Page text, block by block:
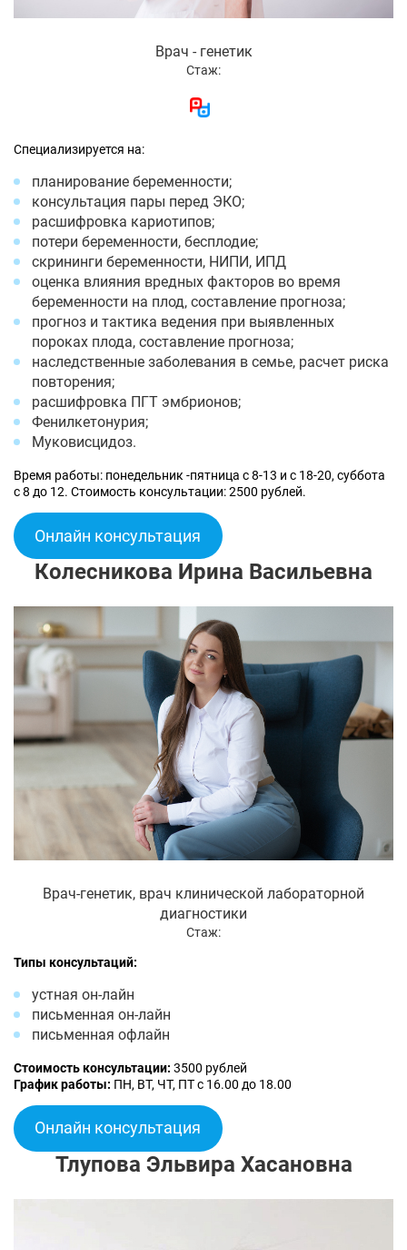
Врач - генетик
Стаж:
Специализируется на:
планирование беременности;
консультация пары перед ЭКО;
расшифровка кариотипов;
потери беременности, бесплодие;
скрининги беременности, НИПИ, ИПД
оценка влияния вредных факторов во время
беременности на плод, составление прогноза;
прогноз и тактика ведения при выявленных
пороках плода, составление прогноза;
наследственные заболевания в семье, расчет риска
повторения;
расшифровка ПГТ эмбрионов;
Фенилкетонурия;
Муковисцидоз.
Время работы: понедельник -пятница с 8-13 и с 18-20, суббота
с 8 до 12. Стоимость консультации: 2500 рублей.
Онлайн консультация
Колесникова Ирина Васильевна
Врач-генетик, врач клинической лабораторной
диагностики
Стаж:
Типы консультаций:
устная он-лайн
письменная он-лайн
письменная офлайн
Стоимость консультации: 3500 рублей
График работы: ПН, ВТ, ЧТ, ПТ с 16.00 до 18.00
Онлайн консультация
Тлупова Эльвира Хасановна